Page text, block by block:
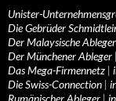
Unister-
Die Gebrüder
Der Malaysische Ableger
Der Münchener Ableger |
Das Mega-Firmennetz |
Die Swiss-Connection |